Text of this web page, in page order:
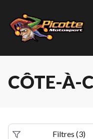
CÔTE-À-
Filtres (3)